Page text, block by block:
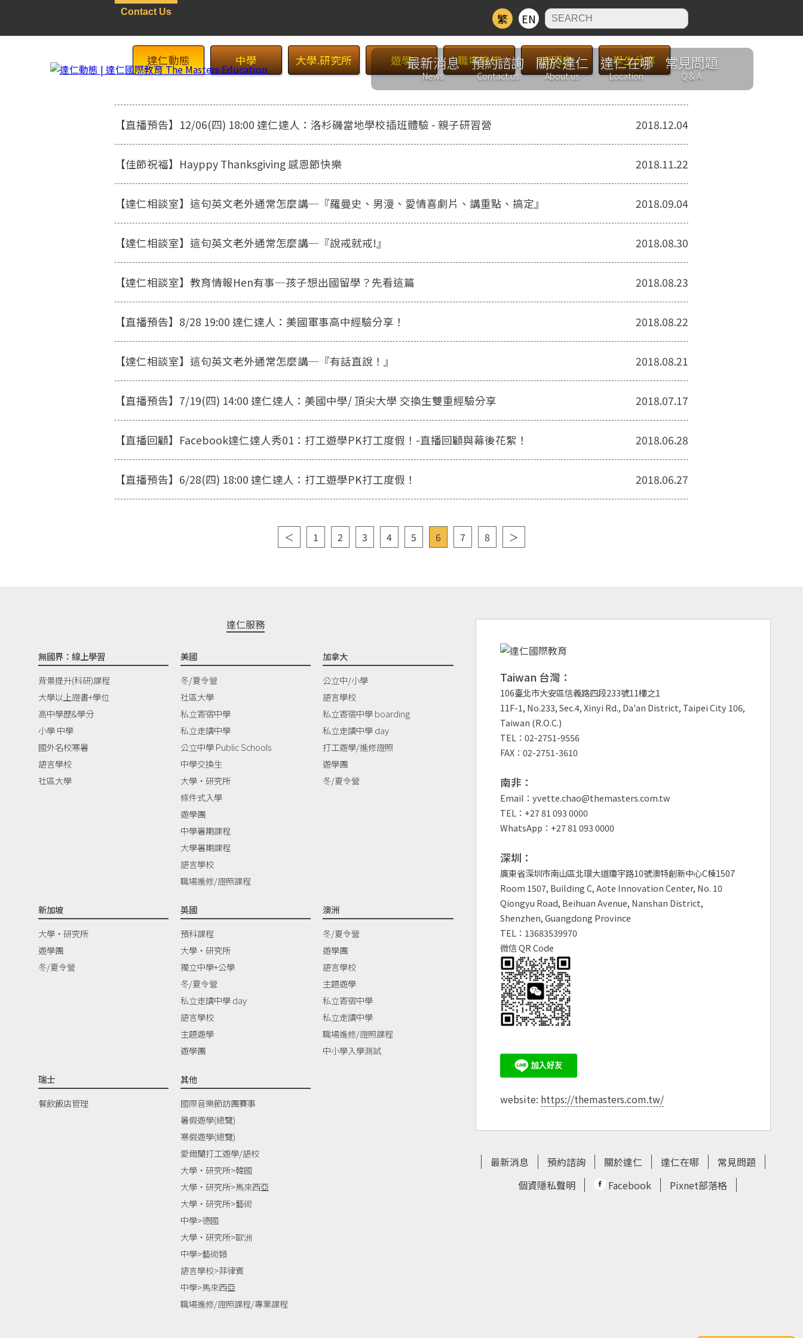
Contact Us 繁 EN
最新消息
News
預約諮詢
Contact us
關於達仁
About us
達仁在哪
Location
常見問題
Q & A
首頁>
最新消息
達仁動態 中學 大學.研究所 遊學 職場進修 說明會 學生分享
【直播預告】12/06(四) 18:00 達仁達人：洛杉磯當地學校插班體驗 - 親子研習營 2018.12.04
【佳節祝福】Hayppy Thanksgiving 感恩節快樂 2018.11.22
【達仁相談室】這句英文老外通常怎麼講─『羅曼史、男漫、愛情喜劇片、講重點、搞定』 2018.09.04
【達仁相談室】這句英文老外通常怎麼講─『說戒就戒!』 2018.08.30
【達仁相談室】教育情報Hen有事─孩子想出國留學？先看這篇 2018.08.23
【直播預告】8/28 19:00 達仁達人：美國軍事高中經驗分享！ 2018.08.22
【達仁相談室】這句英文老外通常怎麼講─『有話直說！』 2018.08.21
【直播預告】7/19(四) 14:00 達仁達人：美國中學/ 頂尖大學 交換生雙重經驗分享 2018.07.17
【直播回顧】Facebook達仁達人秀01：打工遊學PK打工度假！-直播回顧與幕後花絮！ 2018.06.28
【直播預告】6/28(四) 18:00 達仁達人：打工遊學PK打工度假！ 2018.06.27
＜ 1 2 3 4 5 6 7 8 ＞
達仁服務
無國界：線上學習
背景提升(科研)課程
大學以上證書+學位
高中學歷&學分
小學 中學
國外名校寒暑
語言學校
社區大學
美國
冬/夏令營
社區大學
私立寄宿中學
私立走讀中學
公立中學 Public Schools
中學交換生
大學‧研究所
條件式入學
遊學團
中學暑期課程
大學暑期課程
語言學校
職場進修/證照課程
加拿大
公立中/小學
語言學校
私立寄宿中學 boarding
私立走讀中學 day
打工遊學/進修證照
遊學團
冬/夏令營
新加坡
大學‧研究所
遊學團
冬/夏令營
英國
預科課程
大學‧研究所
獨立中學+公學
冬/夏令營
私立走讀中學 day
語言學校
主題遊學
遊學團
澳洲
冬/夏令營
遊學團
語言學校
主題遊學
私立寄宿中學
私立走讀中學
職場進修/證照課程
中小學入學測試
瑞士
餐飲飯店管理
其他
國際音樂節訪團賽事
暑假遊學(總覽)
寒假遊學(總覽)
愛爾蘭打工遊學/語校
大學‧研究所>韓國
大學‧研究所>馬來西亞
大學‧研究所>藝術
中學>德國
大學‧研究所>歐洲
中學>藝術類
語言學校>菲律賓
中學>馬來西亞
職場進修/證照課程/專業課程
Taiwan 台灣：
106臺北市大安區信義路四段233號11樓之1
11F-1, No.233, Sec.4, Xinyi Rd., Da'an District, Taipei City 106,
Taiwan (R.O.C.)
TEL：02-2751-9556
FAX：02-2751-3610
南非：
Email：yvette.chao@themasters.com.tw
TEL：+27 81 093 0000
WhatsApp：+27 81 093 0000
深圳：
廣東省深圳市南山區北環大道瓊宇路10號澳特創新中心C棟1507
Room 1507, Building C, Aote Innovation Center, No. 10
Qiongyu Road, Beihuan Avenue, Nanshan District,
Shenzhen, Guangdong Province
TEL：13683539970
微信 QR Code
website: https://themasters.com.tw/
最新消息 預約諮詢 關於達仁 達仁在哪
常見問題
個資隱私聲明
Facebook Pixnet部落格